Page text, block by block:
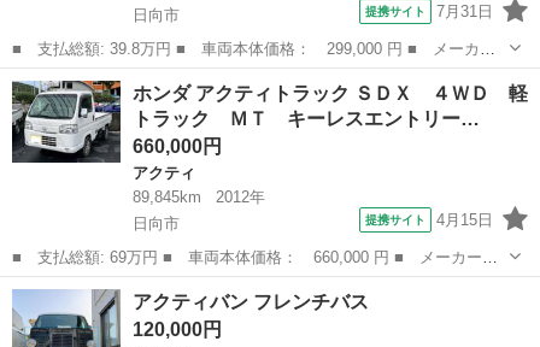
日向市
提携サイト 7月31日
■ 支払総額: 39.8万円 ■ 車両本体価格： 299,000 円 ■ メーカー
名： ホンダ ■ 車種名： アクティバン ■ グレード名： ＳＤ
Ｘ 車検整備付 ２ＷＤ オートマ車 エアコン パワステ エアバ
ック 安全ボデ...
宮崎 日向市 アクティ
ホンダ アクティトラック ＳＤＸ ４ＷＤ 軽
トラック ＭＴ キーレスエントリー…
660,000円
アクティ
89,845km
2012年
日向市
提携サイト 4月15日
■ 支払総額: 69万円 ■ 車両本体価格： 660,000 円 ■ メーカー
名： ホンダ ■ 車種名： アクティトラック ■ グレード名： Ｓ
ＤＸ ４ＷＤ 軽トラック ＭＴ キーレスエントリー アルミホイ
ール エアコン ...
宮崎 日向市 アクティ
アクティバン フレンチバス
120,000円